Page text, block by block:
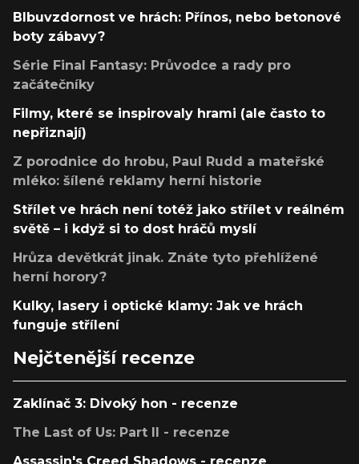
Blbuvzdornost ve hrách: Přínos, nebo betonové
boty zábavy?
Série Final Fantasy: Průvodce a rady pro
začátečníky
Filmy, které se inspirovaly hrami (ale často to
nepřiznají)
Z porodnice do hrobu, Paul Rudd a mateřské
mléko: šílené reklamy herní historie
Střílet ve hrách není totéž jako střílet v reálném
světě – i když si to dost hráčů myslí
Hrůza devětkrát jinak. Znáte tyto přehlížené
herní horory?
Kulky, lasery i optické klamy: Jak ve hrách
funguje střílení
Nejčtenější recenze
Zaklínač 3: Divoký hon - recenze
The Last of Us: Part II - recenze